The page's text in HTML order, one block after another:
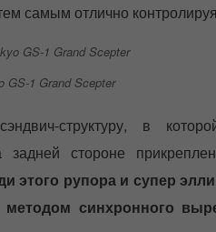
самым отлично
GS-1 Grand Scepter
структуру, в
стороне
этого рупора и супер
синхронного